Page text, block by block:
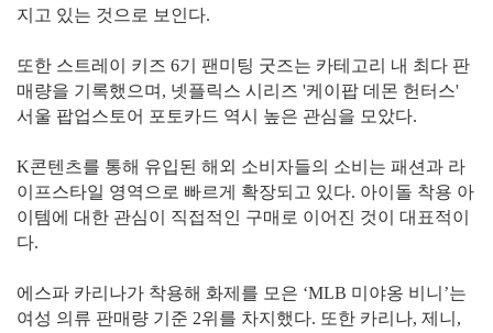
지고 있는 것으로 보인다.
또한 스트레이 키즈 6기 팬미팅 굿즈는 카테고리 내 최다 판
매량을 기록했으며, 넷플릭스 시리즈 '케이팝 데몬 헌터스'
서울 팝업스토어 포토카드 역시 높은 관심을 모았다.
K콘텐츠를 통해 유입된 해외 소비자들의 소비는 패션과 라
이프스타일 영역으로 빠르게 확장되고 있다. 아이돌 착용 아
이템에 대한 관심이 직접적인 구매로 이어진 것이 대표적이
다.
에스파 카리나가 착용해 화제를 모은 ‘MLB 미야옹 비니’는
여성 의류 판매량 기준 2위를 차지했다. 또한 카리나, 제니,